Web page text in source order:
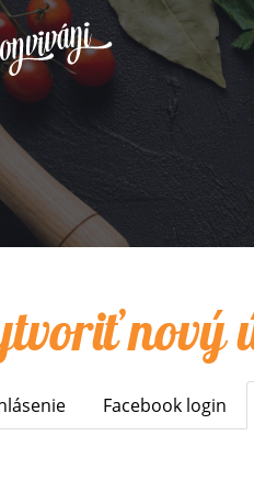
nový
Facebook login